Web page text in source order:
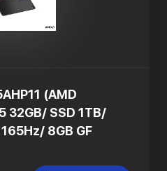
(AMD
32GB/ SSD 1TB/
8GB GF